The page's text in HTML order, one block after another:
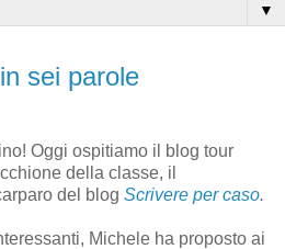
▼
sei parole
Oggi ospitiamo il blog tour
della classe, il
del blog Scrivere per caso.
Michele ha proposto ai